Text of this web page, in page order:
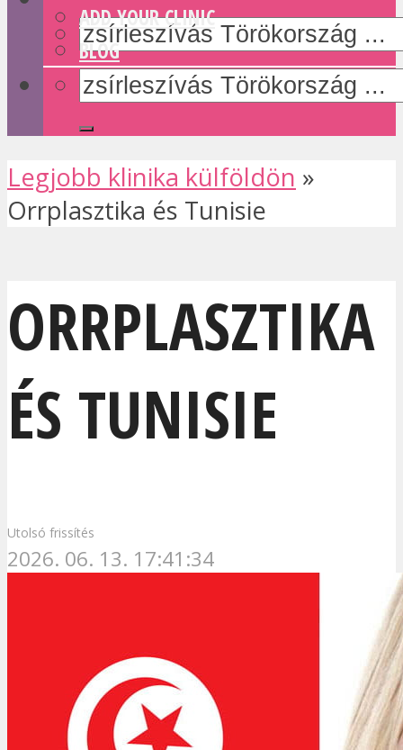
ADD YOUR CLINIC
BLOG
Legjobb klinika külföldön »
Orrplasztika és Tunisie
ORRPLASZTIKA
ÉS TUNISIE
Utolsó frissítés
2026. 06. 13. 17:41:34